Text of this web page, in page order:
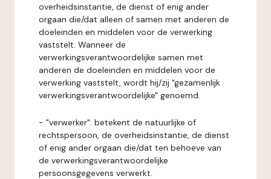
overheidsinstantie, de dienst of enig ander
orgaan die/dat alleen of samen met anderen de
doeleinden en middelen voor de verwerking
vaststelt. Wanneer de
verwerkingsverantwoordelijke samen met
anderen de doeleinden en middelen voor de
verwerking vaststelt, wordt hij/zij "gezamenlijk
verwerkingsverantwoordelijke" genoemd.
- "verwerker": betekent de natuurlijke of
rechtspersoon, de overheidsinstantie, de dienst
of enig ander orgaan die/dat ten behoeve van
de verwerkingsverantwoordelijke
persoonsgegevens verwerkt.